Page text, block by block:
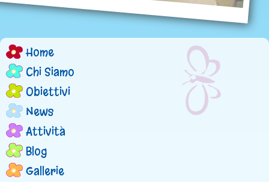
M
e
n
u
p
Home
Chi Siamo
Obiettivi
News
Attività
Blog
Gallerie